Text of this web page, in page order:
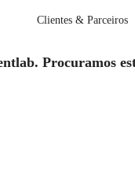
Clientes & Parceiros
Procuramos